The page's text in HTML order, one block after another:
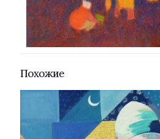
Похожие